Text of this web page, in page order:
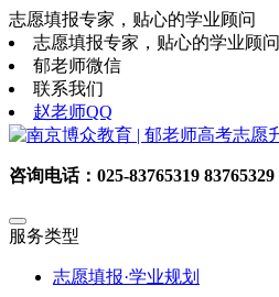
志愿填报专家，贴心的学业顾问
志愿填报专家，贴心的学业顾问
郁老师微信
联系我们
赵老师QQ
咨询电话：025-83765319 83765329
服务类型
志愿填报·学业规划